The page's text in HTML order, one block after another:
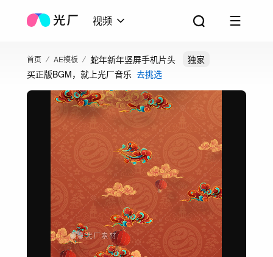
视频
首页 AE模板 蛇年新年竖屏手机片头
独家
买正版BGM，就上光厂音乐 去挑选